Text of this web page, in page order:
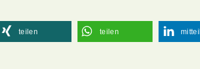
teilen teilen